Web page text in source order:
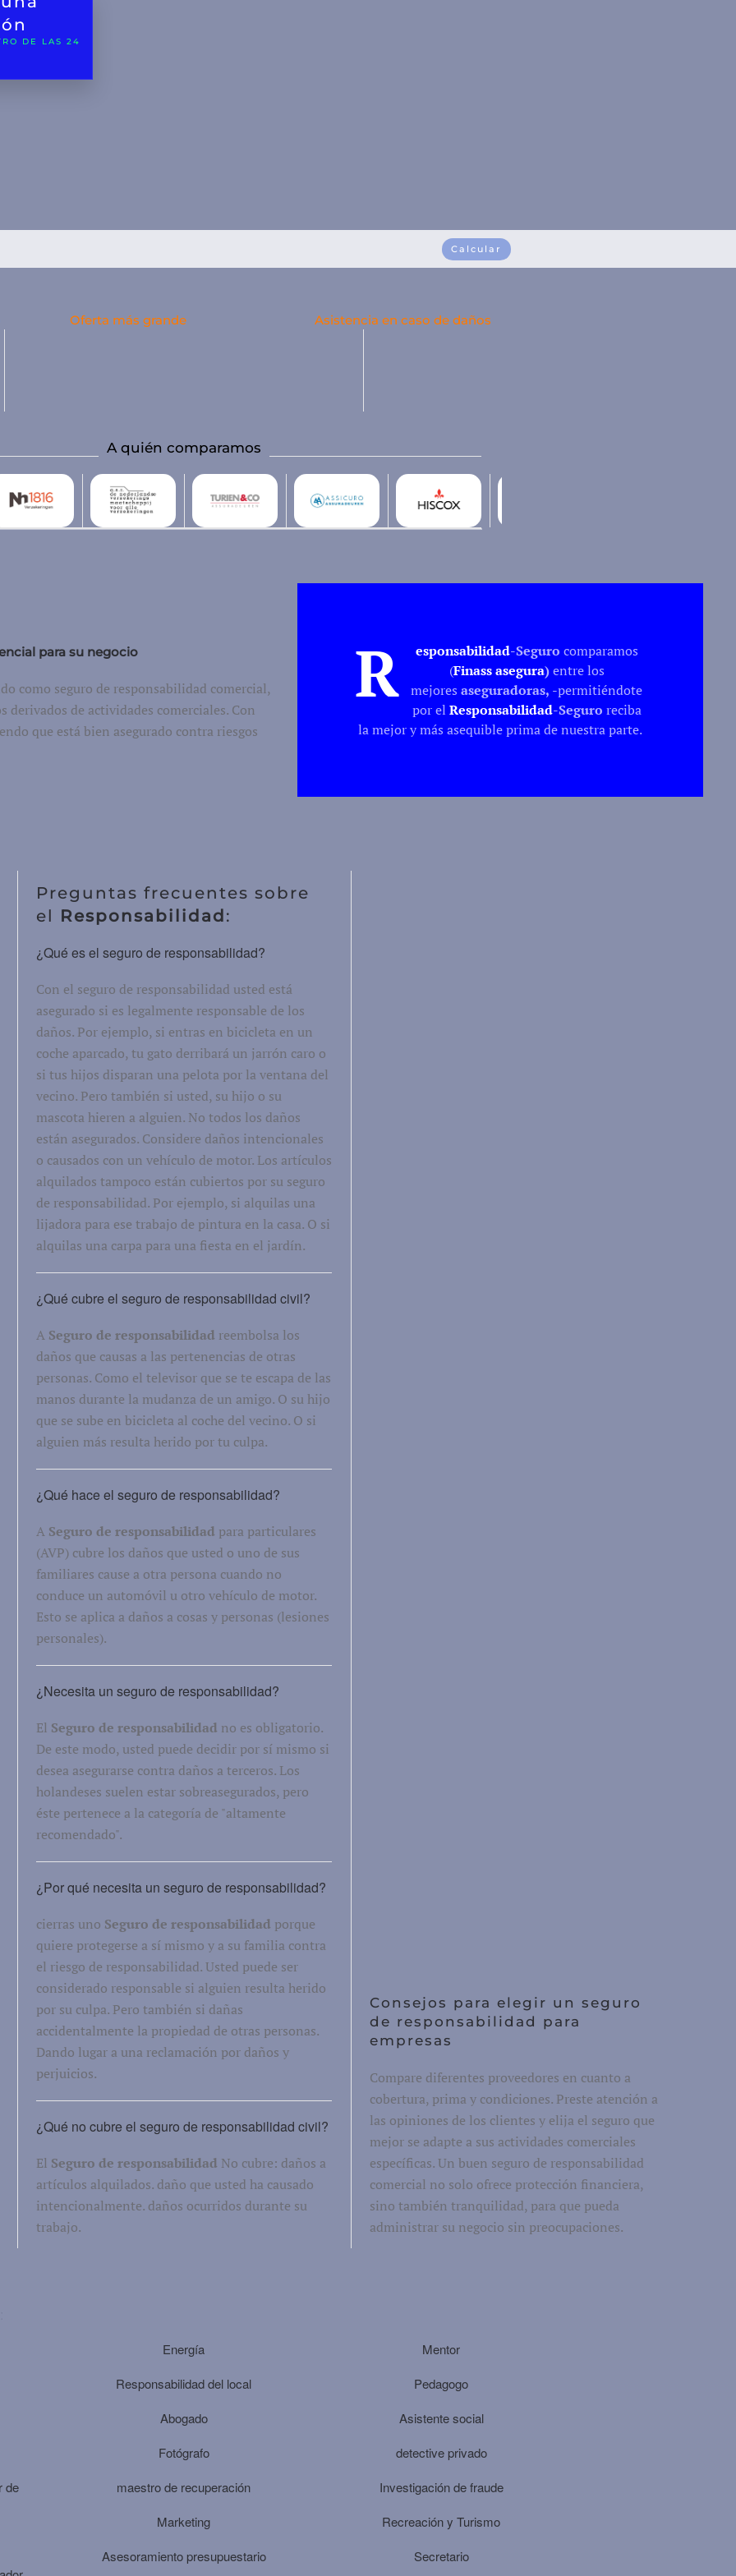
DE LAS 24
Calcular
Oferta más grande Asistencia en caso de daños
A quién comparamos
para su negocio
como seguro de responsabilidad comercial,
de actividades comerciales. Con
que está bien asegurado contra riesgos
R esponsabilidad-Seguro comparamos
(Finass asegura)entre los
mejores aseguradoras, -permitiéndote
por el Responsabilidad-Seguro reciba
la mejor y más asequible prima de nuestra parte.
Preguntas frecuentes sobre
el Responsabilidad:
¿Qué es el seguro de responsabilidad?
Con el seguro de responsabilidad usted está
asegurado si es legalmente responsable de los
daños. Por ejemplo, si entras en bicicleta en un
coche aparcado, tu gato derribará un jarrón caro o
si tus hijos disparan una pelota por la ventana del
vecino. Pero también si usted, su hijo o su
mascota hieren a alguien. No todos los daños
están asegurados. Considere daños intencionales
o causados ​​con un vehículo de motor. Los artículos
alquilados tampoco están cubiertos por su seguro
de responsabilidad. Por ejemplo, si alquilas una
lijadora para ese trabajo de pintura en la casa. O si
alquilas una carpa para una fiesta en el jardín.
¿Qué cubre el seguro de responsabilidad civil?
A Seguro de responsabilidad reembolsa los
daños que causas a las pertenencias de otras
personas. Como el televisor que se te escapa de las
manos durante la mudanza de un amigo. O su hijo
que se sube en bicicleta al coche del vecino. O si
alguien más resulta herido por tu culpa.
¿Qué hace el seguro de responsabilidad?
A Seguro de responsabilidad para particulares
(AVP) cubre los daños que usted o uno de sus
familiares cause a otra persona cuando no
conduce un automóvil u otro vehículo de motor.
Esto se aplica a daños a cosas y personas (lesiones
personales).
¿Necesita un seguro de responsabilidad?
El Seguro de responsabilidad no es obligatorio.
De este modo, usted puede decidir por sí mismo si
desea asegurarse contra daños a terceros. Los
holandeses suelen estar sobreasegurados, pero
éste pertenece a la categoría de "altamente
recomendado".
¿Por qué necesita un seguro de responsabilidad?
cierras uno Seguro de responsabilidad porque
quiere protegerse a sí mismo y a su familia contra
el riesgo de responsabilidad. Usted puede ser
considerado responsable si alguien resulta herido
por su culpa. Pero también si dañas
accidentalmente la propiedad de otras personas.
Dando lugar a una reclamación por daños y
perjuicios.
¿Qué no cubre el seguro de responsabilidad civil?
El Seguro de responsabilidad No cubre: daños a
artículos alquilados. daño que usted ha causado
intencionalmente. daños ocurridos durante su
trabajo.
Consejos para elegir un seguro
de responsabilidad para
empresas
Compare diferentes proveedores en cuanto a
cobertura, prima y condiciones. Preste atención a
las opiniones de los clientes y elija el seguro que
mejor se adapte a sus actividades comerciales
específicas. Un buen seguro de responsabilidad
comercial no solo ofrece protección financiera,
sino también tranquilidad, para que pueda
administrar su negocio sin preocupaciones.
de
Energía
Responsabilidad del local
Abogado
Fotógrafo
maestro de recuperación
Marketing
Asesoramiento presupuestario
Mentor
Pedagogo
Asistente social
detective privado
Investigación de fraude
Recreación y Turismo
Secretario